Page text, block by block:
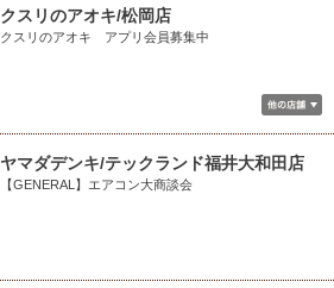
クスリのアオキ/松岡店
クスリのアオキ アプリ会員募集中
ヤマダデンキ/テックランド福井大和田店
【GENERAL】エアコン大商談会